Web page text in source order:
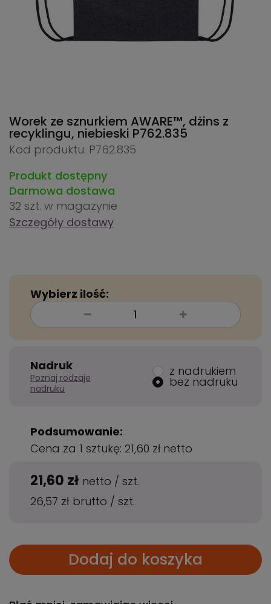
Worek ze sznurkiem AWARE™, dżins z
recyklingu, niebieski P762.835
Kod produktu: P762.835
Produkt dostępny
Darmowa dostawa
32 szt. w magazynie
Szczegóły dostawy
Wybierz ilość:
Nadruk
Poznaj rodzaje
nadruku
z nadrukiem
bez nadruku
Podsumowanie:
Cena za 1 sztukę: 21,60 zł netto
21,60 zł netto / szt.
26,57 zł brutto / szt.
Dodaj do koszyka